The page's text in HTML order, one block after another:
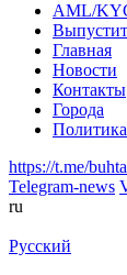
AML/
Главная
Новости
Контакты
Города
Политика
https://t.me/
Telegram-news
ru
Русский